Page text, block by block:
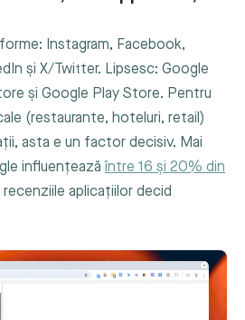
Instagram, Facebook,
și X/Twitter. Lipsesc: Google
și Google Play Store. Pentru
(restaurante, hoteluri, retail)
asta e un factor decisiv. Mai
influențeazăîntre 16 și 20% din
recenziile aplicațiilor decid